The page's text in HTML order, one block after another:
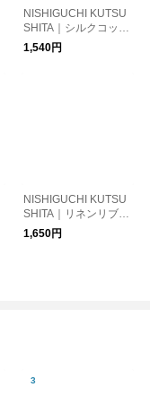
NISHIGUCHI KUTSU
SHITA｜シルクコット
ン天竺ソックス NK01
04【ゆうパケット対
1,540円
NISHIGUCHI KUTSU
SHITA｜リネンリブソ
ックス NK0202【ゆう
パケット対応】
1,650円